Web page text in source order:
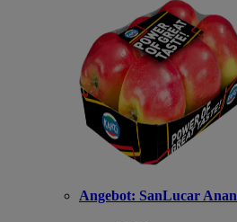
Angebot: SanLucar